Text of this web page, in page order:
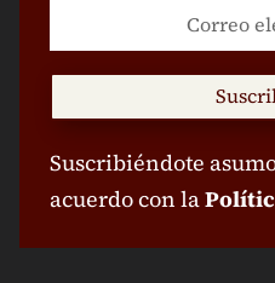
Suscribiéndote
acuerdo con la